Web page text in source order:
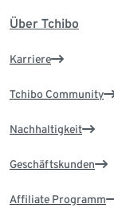
Über Tchibo
Karriere
Tchibo Community
Nachhaltigkeit
Geschäftskunden
Affiliate Programm